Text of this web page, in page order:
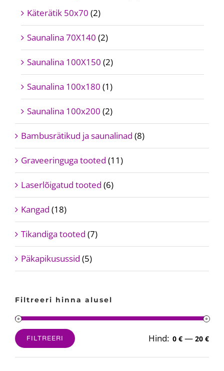
Käterätik 50x70 (2)
Saunalina 70X140 (2)
Saunalina 100X150 (2)
Saunalina 100x180 (1)
Saunalina 100x200 (2)
Bambusrätikud ja saunalinad (8)
Graveeringuga tooted (11)
Laserlõigatud tooted (6)
Kangad (18)
Tikandiga tooted (7)
Päkapikusussid (5)
Filtreeri hinna alusel
Minimaalne
hind
Maksimaalne
hind
FILTREERI Hind: 0 € — 20 €